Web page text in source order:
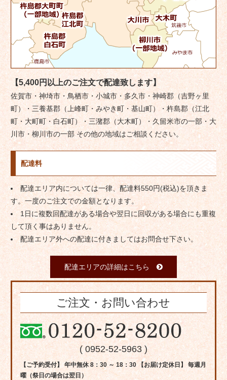
【5,400円以上のご注文で配達致します】
佐賀市・神埼市・鳥栖市・小城市・多久市・神崎郡（吉野ヶ里
町）・三養基郡（上峰町・みやき町・基山町）・杵島郡（江北
町・大町町・白石町）・三潴郡（大木町）・久留米市の一部・大
川市・柳川市の一部 その他の地域はご相談ください。
配達料
配達エリア内については一律、配達料550円(税込)を頂きま
す。一度のご注文での金額となります。
1日に複数回配達がある場合や翌日に回収がある場合にも重複
して頂く事はありません。
配達エリア外への配達に付きましてはお問合せ下さい。
配達エリアの詳細はこちら
ご注文・お問い合わせ
( 0952-52-5963 )
【ご予約受付】 年中無休 8：30 ～ 18：30 【お届け定休日】 毎週月
曜（祭日の場合は翌日）